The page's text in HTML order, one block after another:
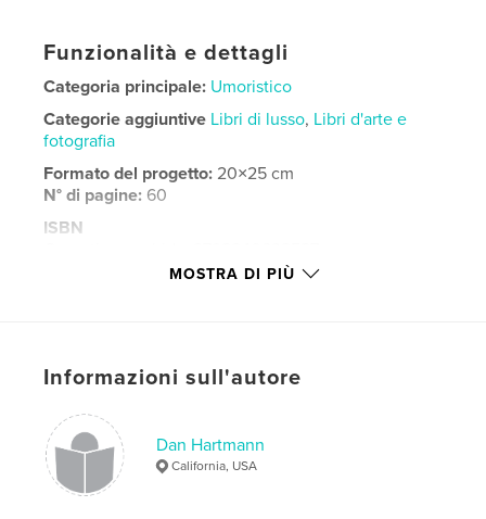
Funzionalità e dettagli
Categoria principale: Umoristico
Categorie aggiuntive Libri di lusso, Libri d'arte e
fotografia
Formato del progetto: 20×25 cm
N° di pagine: 60
ISBN
Data di pubblicazione: apr 11, 2026
coffee table , skeleton , humor
MOSTRA DI PIÙ
Informazioni sull'autore
Dan Hartmann
California, USA